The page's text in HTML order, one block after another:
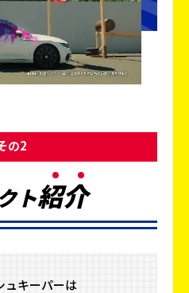
の2
ト紹介
キーパーは